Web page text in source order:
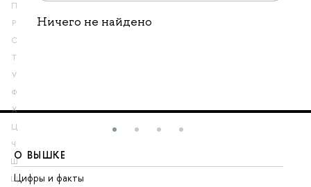
П
Р
С
Т
У
Ф
Х
Ц
Ч
Ш
Щ
Ничего не найдено
О ВЫШКЕ
Цифры и факты